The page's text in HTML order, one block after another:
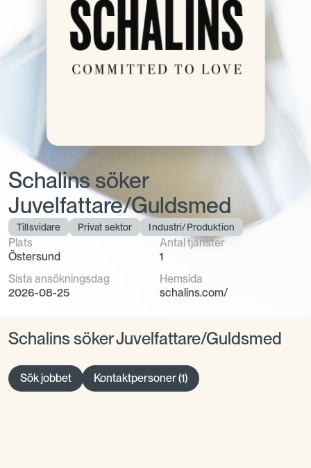
Schalins söker
Juvelfattare/Guldsmed
Tillsvidare Privat sektor Industri/Produktion
Plats
Östersund
Antal tjänster
1
Sista ansökningsdag
2026-08-25
Hemsida
schalins.com/
Schalins söker Juvelfattare/Guldsmed
Sök jobbet Kontaktpersoner (1)